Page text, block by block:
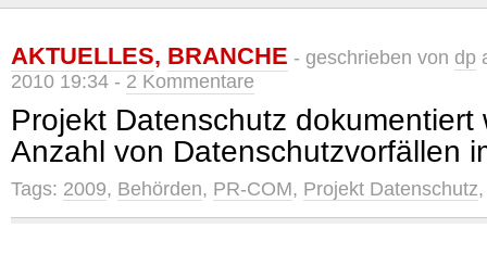
AKTUELLES, BRANCHE - geschrieben von dp
2010 19:34 - 2 Kommentare
Projekt Datenschutz dokumentiert
Anzahl von Datenschutzvorfällen
Tags: 2009, Behörden, PR-COM, Projekt Datenschutz